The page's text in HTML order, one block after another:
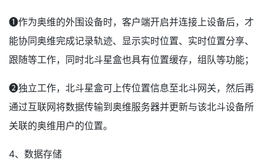
❶作为奥维的外围设备时，客户端开启并连接上设备后，才
能协同奥维完成记录轨迹、显示实时位置、实时位置分享、
跟随等工作，同时北斗星盒也具有位置缓存，组队等功能；
❷独立工作，北斗星盒可上传位置信息至北斗网关，然后再
通过互联网将数据传输到奥维服务器并更新与该北斗设备所
关联的奥维用户的位置。
4、数据存储